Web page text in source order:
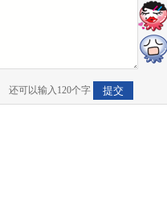
还可以输入 120个字